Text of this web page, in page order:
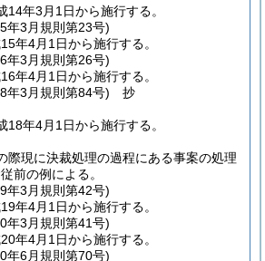
14年3月1日から施行する。
年3月規則第23号)
年4月1日から施行する。
年3月規則第26号)
年4月1日から施行する。
年3月規則第84号) 抄
18年4月1日から施行する。
際現に決裁処理の過程にある事案の処理
前の例による。
年3月規則第42号)
年4月1日から施行する。
年3月規則第41号)
年4月1日から施行する。
年6月規則第70号)